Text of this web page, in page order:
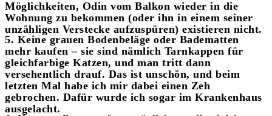
Möglichkeiten, Odin vom Balkon wieder in die
Wohnung zu bekommen (oder ihn in einem seiner
unzähligen Verstecke aufzuspüren) existieren nicht.
5. Keine grauen Bodenbeläge oder Badematten
mehr kaufen – sie sind nämlich Tarnkappen für
gleichfarbige Katzen, und man tritt dann
versehentlich drauf. Das ist unschön, und beim
letzten Mal habe ich mir dabei einen Zeh
gebrochen. Dafür wurde ich sogar im Krankenhaus
ausgelacht.